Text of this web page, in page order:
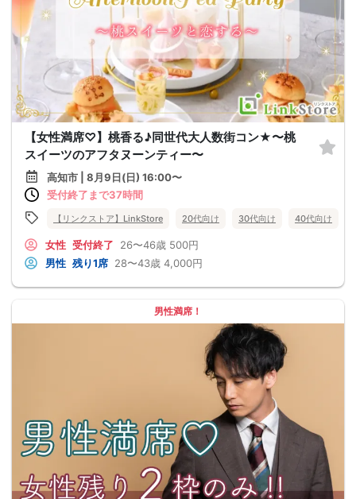
【女性満席♡】桃香る♪同世代大人数街コン★〜桃
スイーツのアフタヌーンティー〜
高知市 | 8月9日(日) 16:00〜
受付終了まで37時間
【リンクストア】LinkStore 20代向け 30代向け 40代向け
女性 受付終了 26〜46歳 500円
男性 残り1席 28〜43歳 4,000円
男性満席！